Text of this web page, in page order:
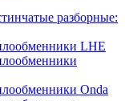
разборные:
LHE
Onda